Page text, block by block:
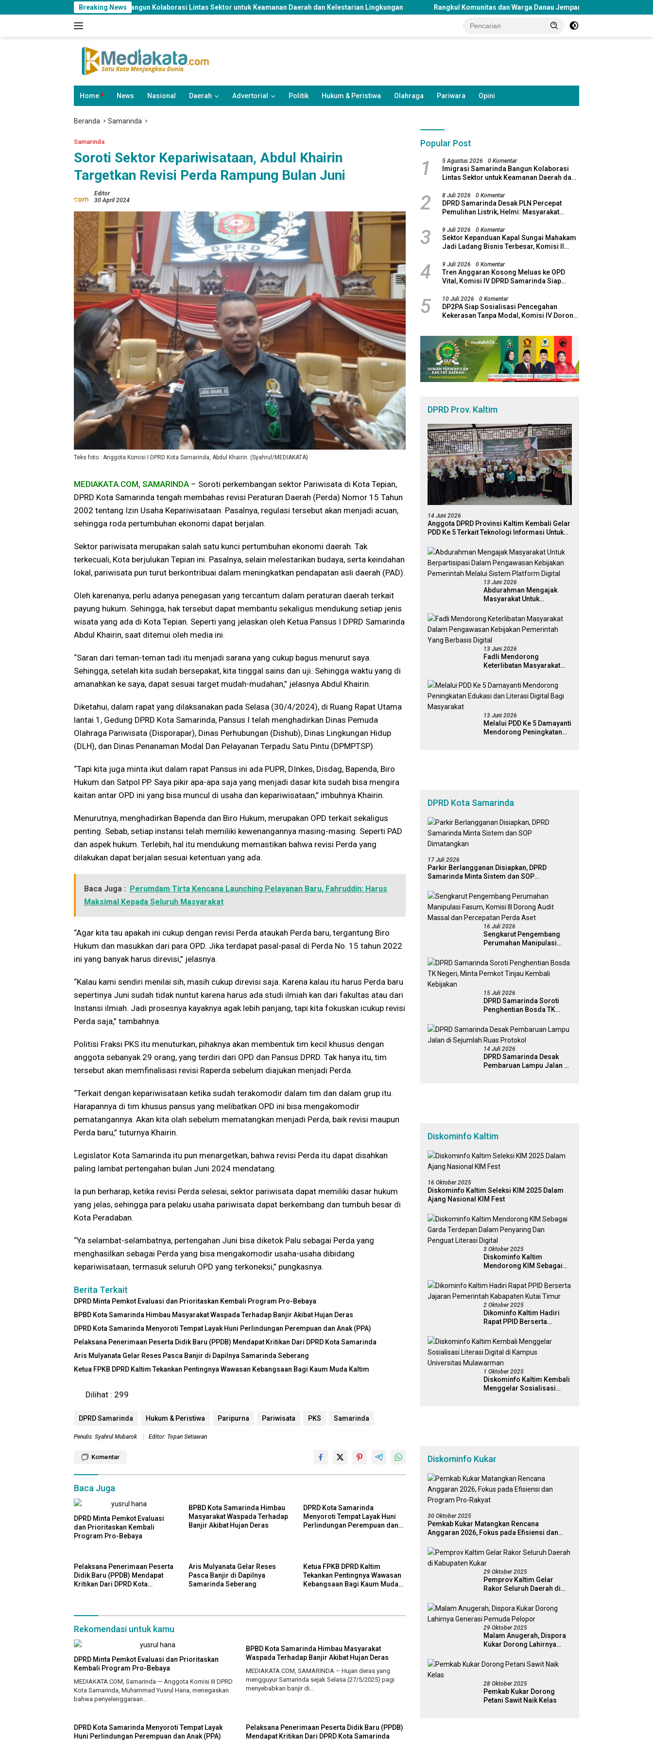
ke
Breaking News
Samarinda Bangun Kolaborasi Lintas Sektor untuk Keamanan Daerah dan Kelestarian Lingkungan Rangkul Komunitas dan Warga Danau Jempang, DPD PSI Samarinda Gelar Nobar Timnas
Home News Nasional Daerah Advertorial Politik Hukum & Peristiwa Olahraga Pariwara Opini
Beranda Samarinda
Samarinda
Soroti Sektor Kepariwisataan, Abdul Khairin
Targetkan Revisi Perda Rampung Bulan Juni
Editor
30 April 2024
Teks foto : Anggota Komisi I DPRD Kota Samarinda, Abdul Khairin. (Syahrul/MEDIAKATA)
MEDIAKATA.COM, SAMARINDA– Soroti perkembangan sektor Pariwisata di Kota Tepian,
DPRD Kota Samarinda tengah membahas revisi Peraturan Daerah (Perda) Nomor 15 Tahun
2002 tentang Izin Usaha Kepariwisataan. Pasalnya, regulasi tersebut akan menjadi acuan,
sehingga roda pertumbuhan ekonomi dapat berjalan.
Sektor pariwisata merupakan salah satu kunci pertumbuhan ekonomi daerah. Tak
terkecuali, Kota berjulukan Tepian ini. Pasalnya, selain melestarikan budaya, serta keindahan
lokal, pariwisata pun turut berkontribuai dalam meningkatkan pendapatan asli daerah (PAD).
Oleh karenanya, perlu adanya penegasan yang tercantum dalam peraturan daerah terkait
payung hukum. Sehingga, hak tersebut dapat membantu sekaligus mendukung setiap jenis
wisata yang ada di Kota Tepian. Seperti yang jelaskan oleh Ketua Pansus I DPRD Samarinda
Abdul Khairin, saat ditemui oleh media ini.
“Saran dari teman-teman tadi itu menjadi sarana yang cukup bagus menurut saya.
Sehingga, setelah kita sudah bersepakat, kita tinggal sains dan uji. Sehingga waktu yang di
amanahkan ke saya, dapat sesuai target mudah-mudahan,” jelasnya Abdul Khairin.
Diketahui, dalam rapat yang dilaksanakan pada Selasa (30/4/2024), di Ruang Rapat Utama
lantai 1, Gedung DPRD Kota Samarinda, Pansus I telah menghadirkan Dinas Pemuda
Olahraga Pariwisata (Disporapar), Dinas Perhubungan (Dishub), Dinas Lingkungan Hidup
(DLH), dan Dinas Penanaman Modal Dan Pelayanan Terpadu Satu Pintu (DPMPTSP).
“Tapi kita juga minta ikut dalam rapat Pansus ini ada PUPR, DInkes, Disdag, Bapenda, Biro
Hukum dan Satpol PP. Saya pikir apa-apa saja yang menjadi dasar kita sudah bisa mengira
kaitan antar OPD ini yang bisa muncul di usaha dan kepariwisataan,” imbuhnya Khairin.
Menurutnya, menghadirkan Bapenda dan Biro Hukum, merupakan OPD terkait sekaligus
penting. Sebab, setiap instansi telah memiliki kewenangannya masing-masing. Seperti PAD
dan aspek hukum. Terlebih, hal itu mendukung memastikan bahwa revisi Perda yang
dilakukan dapat berjalan sesuai ketentuan yang ada.
Baca Juga :
Perumdam Tirta Kencana Launching Pelayanan Baru, Fahruddin: Harus
Maksimal Kepada Seluruh Masyarakat
“Agar kita tau apakah ini cukup dengan revisi Perda ataukah Perda baru, tergantung Biro
Hukum dan masukkan dari para OPD. Jika terdapat pasal-pasal di Perda No. 15 tahun 2022
ini yang banyak harus direvisi,” jelasnya.
“Kalau kami sendiri menilai sih, masih cukup direvisi saja. Karena kalau itu harus Perda baru
sepertinya Juni sudah tidak nuntut karena harus ada studi ilmiah kan dari fakultas atau dari
Instansi ilmiah. Jadi prosesnya kayaknya agak lebih panjang, tapi kita fokuskan icukup revisi
Perda saja,” tambahnya.
Politisi Fraksi PKS itu menuturkan, pihaknya akan membentuk tim kecil khusus dengan
anggota sebanyak 29 orang, yang terdiri dari OPD dan Pansus DPRD. Tak hanya itu, tim
tersebut akan memfinalisasi revisi Raperda sebelum diajukan menjadi Perda.
“Terkait dengan kepariwisataan ketika sudah terakomodir dalam tim dan dalam grup itu.
Harapannya di tim khusus pansus yang melibatkan OPD ini bisa mengakomodir
pematangannya. Akan kita olah sebelum mematangkan menjadi Perda, baik revisi maupun
Perda baru,” tuturnya Khairin.
Legislator Kota Samarinda itu pun menargetkan, bahwa revisi Perda itu dapat disahkan
paling lambat pertengahan bulan Juni 2024 mendatang.
Ia pun berharap, ketika revisi Perda selesai, sektor pariwisata dapat memiliki dasar hukum
yang jelas, sehingga para pelaku usaha pariwisata dapat berkembang dan tumbuh besar di
Kota Peradaban.
“Ya selambat-selambatnya, pertengahan Juni bisa diketok Palu sebagai Perda yang
menghasilkan sebagai Perda yang bisa mengakomodir usaha-usaha dibidang
kepariwisataan, termasuk seluruh OPD yang terkoneksi,” pungkasnya.
Berita Terkait
DPRD Minta Pemkot Evaluasi dan Prioritaskan Kembali Program Pro-Bebaya
BPBD Kota Samarinda Himbau Masyarakat Waspada Terhadap Banjir Akibat Hujan Deras
DPRD Kota Samarinda Menyoroti Tempat Layak Huni Perlindungan Perempuan dan Anak (PPA)
Pelaksana Penerimaan Peserta Didik Baru (PPDB) Mendapat Kritikan Dari DPRD Kota Samarinda
Aris Mulyanata Gelar Reses Pasca Banjir di Dapilnya Samarinda Seberang
Ketua FPKB DPRD Kaltim Tekankan Pentingnya Wawasan Kebangsaan Bagi Kaum Muda Kaltim
Dilihat : 299
DPRD Samarinda Hukum & Peristiwa Paripurna Pariwisata PKS Samarinda
Penulis: Syahrul Mubarok Editor: Topan Setiawan
Komentar
Baca Juga
DPRD Minta Pemkot Evaluasi
dan Prioritaskan Kembali
Program Pro-Bebaya
BPBD Kota Samarinda Himbau
Masyarakat Waspada Terhadap
Banjir Akibat Hujan Deras
DPRD Kota Samarinda
Menyoroti Tempat Layak Huni
Perlindungan Perempuan dan
Pelaksana Penerimaan Peserta
Didik Baru (PPDB) Mendapat
Kritikan Dari DPRD Kota
Aris Mulyanata Gelar Reses
Pasca Banjir di Dapilnya
Samarinda Seberang
Ketua FPKB DPRD Kaltim
Tekankan Pentingnya Wawasan
Kebangsaan Bagi Kaum Muda
Rekomendasi untuk kamu
DPRD Minta Pemkot Evaluasi dan Prioritaskan
Kembali Program Pro-Bebaya
MEDIAKATA.COM, Samarinda — Anggota Komisi III DPRD
Kota Samarinda, Muhammad Yusrul Hana, menegaskan
bahwa penyelenggaraan…
BPBD Kota Samarinda Himbau Masyarakat
Waspada Terhadap Banjir Akibat Hujan Deras
MEDIAKATA.COM, SAMARINDA – Hujan deras yang
mengguyur Samarinda sejak Selasa (27/5/2025) pagi
menyebabkan banjir di…
DPRD Kota Samarinda Menyoroti Tempat Layak
Huni Perlindungan Perempuan dan Anak (PPA)
Pelaksana Penerimaan Peserta Didik Baru (PPDB)
Mendapat Kritikan Dari DPRD Kota Samarinda
Popular Post
1 5 Agustus 2026 0 Komentar
Imigrasi Samarinda Bangun Kolaborasi
Lintas Sektor untuk Keamanan Daerah dan
2 8 Juli 2026 0 Komentar
DPRD Samarinda Desak PLN Percepat
Pemulihan Listrik, Helmi: Masyarakat
3 9 Juli 2026 0 Komentar
Sektor Kepanduan Kapal Sungai Mahakam
Jadi Ladang Bisnis Terbesar, Komisi II
Potensi Maritim
4 9 Juli 2026 0 Komentar
Tren Anggaran Kosong Meluas ke OPD
Vital, Komisi IV DPRD Samarinda Siap
5 10 Juli 2026 0 Komentar
DP2PA Siap Sosialisasi Pencegahan
Kekerasan Tanpa Modal, Komisi IV Dorong
DPRD Prov. Kaltim
14 Juni 2026
Anggota DPRD Provinsi Kaltim Kembali Gelar
PDD Ke 5 Terkait Teknologi Informasi Untuk
Demokrasi Daerah
13 Juni 2026
Abdurahman Mengajak
Masyarakat Untuk
Pengawasan Kebijakan
Pemerintah Melalui Sistem
Platform Digital
13 Juni 2026
Fadli Mendorong
Keterlibatan Masyarakat
Kebijakan Pemerintah Yang
Berbasis Digital
13 Juni 2026
Melalui PDD Ke 5 Damayanti
Mendorong Peningkatan
DPRD Kota Samarinda
17 Juli 2026
Parkir Berlangganan Disiapkan, DPRD
Samarinda Minta Sistem dan SOP
16 Juli 2026
Sengkarut Pengembang
Perumahan Manipulasi
Audit Massal dan
Percepatan Perda Aset
15 Juli 2026
DPRD Samarinda Soroti
Penghentian Bosda TK
Tinjau Kembali Kebijakan
14 Juli 2026
DPRD Samarinda Desak
Pembaruan Lampu Jalan di
Diskominfo Kaltim
16 Oktober 2025
Diskominfo Kaltim Seleksi KIM 2025 Dalam
Ajang Nasional KIM Fest
3 Oktober 2025
Diskominfo Kaltim
Mendorong KIM Sebagai
Penyaring Dan Penguat
Literasi Digital
2 Oktober 2025
Dikominfo Kaltim Hadiri
Rapat PPID Berserta
Kabapaten Kutai Timur
1 Oktober 2025
Diskominfo Kaltim Kembali
Menggelar Sosialisasi
Diskominfo Kukar
30 Oktober 2025
Pemkab Kukar Matangkan Rencana
Anggaran 2026, Fokus pada Efisiensi dan
29 Oktober 2025
Pemprov Kaltim Gelar
Rakor Seluruh Daerah di
29 Oktober 2025
Malam Anugerah, Dispora
Kukar Dorong Lahirnya
28 Oktober 2025
Pemkab Kukar Dorong
Petani Sawit Naik Kelas